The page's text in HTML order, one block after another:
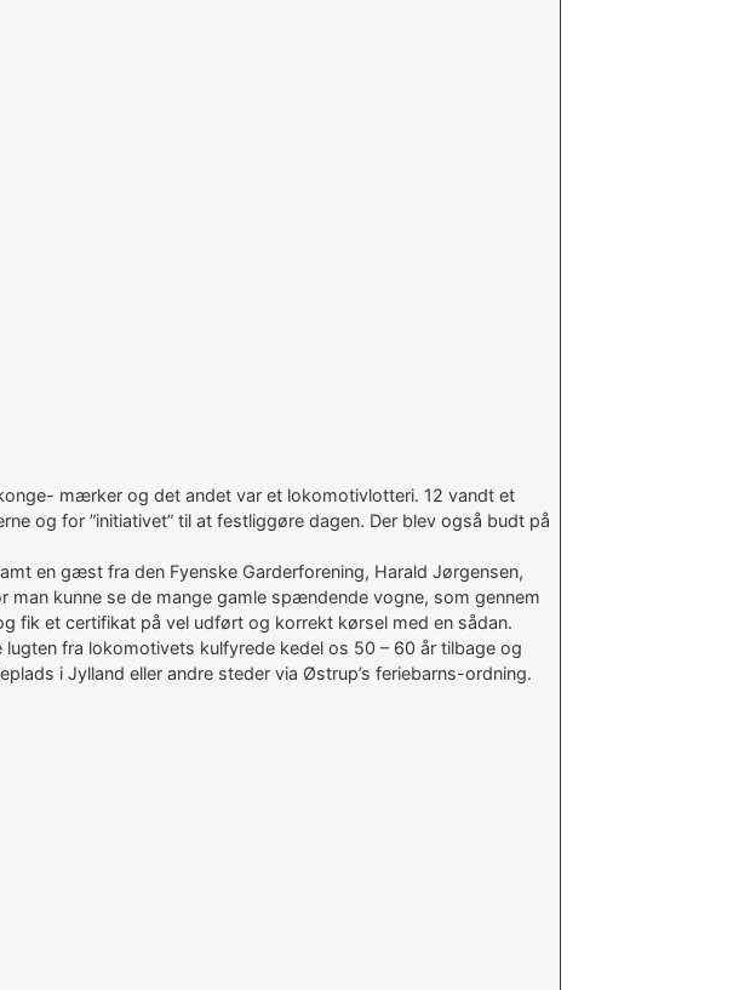
mærker og det andet var et lokomotivlotteri. 12 vandt et
og for ”initiativet” til at festliggøre dagen. Der blev også budt på
en gæst fra den Fyenske Garderforening, Harald Jørgensen,
man kunne se de mange gamle spændende vogne, som gennem
fik et certifikat på vel udført og korrekt kørsel med en sådan.
fra lokomotivets kulfyrede kedel os 50 – 60 år tilbage og
i Jylland eller andre steder via Østrup’s feriebarns-ordning.